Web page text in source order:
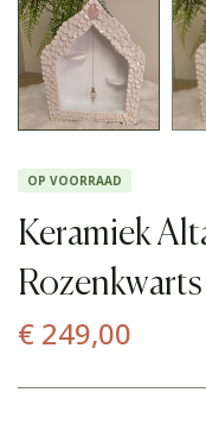
OP VOORRAAD
Keramiek
Rozenkwarts
€ 249,00